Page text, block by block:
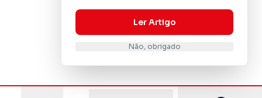
Ler Artigo
Não, obrigado